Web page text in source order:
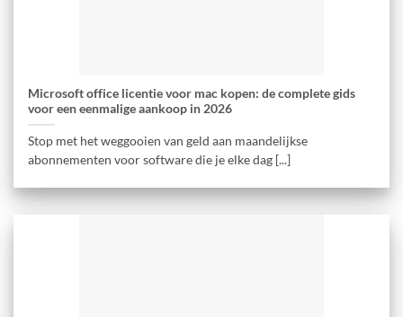
Microsoft office licentie voor mac kopen: de complete gids
voor een eenmalige aankoop in 2026
Stop met het weggooien van geld aan maandelijkse
abonnementen voor software die je elke dag [...]